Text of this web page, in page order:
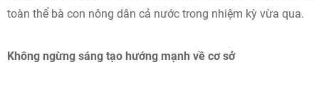
toàn thể bà con nông dân cả nước trong nhiệm kỳ vừa qua.
Không ngừng sáng tạo hướng mạnh về cơ sở